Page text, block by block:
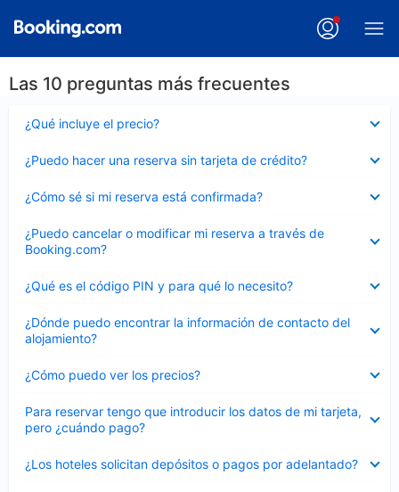
Las 10 preguntas más frecuentes
¿Qué incluye el precio?
cerrado
¿Puedo hacer una reserva sin tarjeta de crédito?
cerrado
¿Cómo sé si mi reserva está confirmada?
cerrado
¿Puedo cancelar o modificar mi reserva a través de
Booking.com?
cerrado
¿Qué es el código PIN y para qué lo necesito?
cerrado
¿Dónde puedo encontrar la información de contacto del
alojamiento?
cerrado
¿Cómo puedo ver los precios?
cerrado
Para reservar tengo que introducir los datos de mi tarjeta,
pero ¿cuándo pago?
cerrado
¿Los hoteles solicitan depósitos o pagos por adelantado?
cerrado